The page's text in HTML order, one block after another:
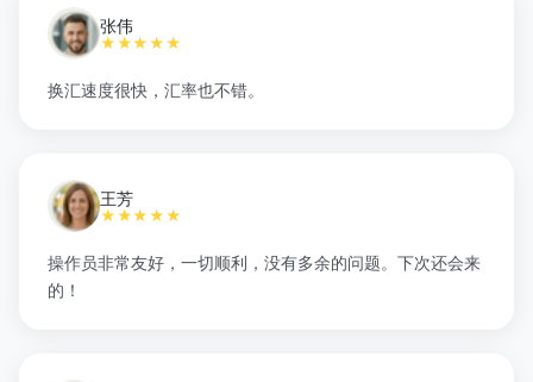
张伟
★★★★★
换汇速度很快，汇率也不错。
王芳
★★★★★
操作员非常友好，一切顺利，没有多余的问题。下次还会来
的！